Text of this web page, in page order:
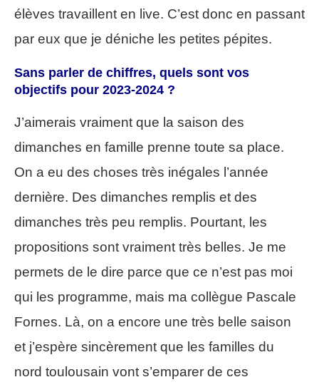
élèves travaillent en live. C’est donc en passant
par eux que je déniche les petites pépites.
Sans parler de chiffres, quels sont vos
objectifs pour 2023-2024 ?
J’aimerais vraiment que la saison des
dimanches en famille prenne toute sa place.
On a eu des choses très inégales l’année
dernière. Des dimanches remplis et des
dimanches très peu remplis. Pourtant, les
propositions sont vraiment très belles. Je me
permets de le dire parce que ce n’est pas moi
qui les programme, mais ma collègue Pascale
Fornes. Là, on a encore une très belle saison
et j’espère sincèrement que les familles du
nord toulousain vont s’emparer de ces